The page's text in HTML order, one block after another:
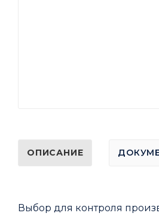
ОПИСАНИЕ
Выбор для контроля